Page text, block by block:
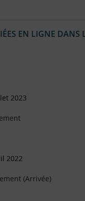
EN LIGNE DANS
2023
2022
(Arrivée)